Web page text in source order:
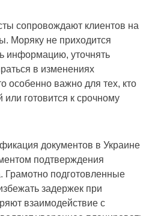
сопровождают клиентов на
Моряку не приходится
информацию, уточнять
в изменениях
особенно важно для тех, кто
или готовится к срочному
документов в Украине
подтверждения
Грамотно подготовленные
задержек при
взаимодействие с